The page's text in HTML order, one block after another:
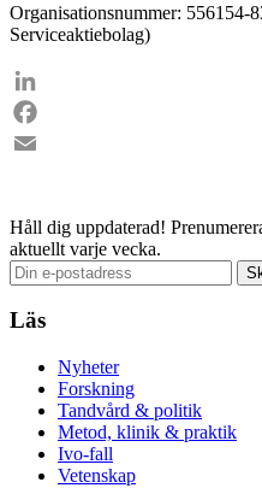
Organisationsnummer: 556154-
Serviceaktiebolag)
LinkedIn
Facebook
Håll dig uppdaterad!
aktuellt varje vecka.
Läs
Nyheter
Forskning
Tandvård & politik
Metod, klinik & praktik
Ivo-fall
Vetenskap